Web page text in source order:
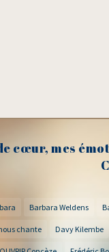
cœur, mes
Barbara Weldens
chante Davy Kilembe